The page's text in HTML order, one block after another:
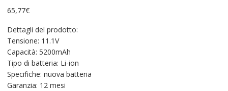
65,77€
Dettagli del prodotto:
Tensione: 11.1V
Capacità: 5200mAh
Tipo di batteria: Li-ion
Specifiche: nuova batteria
Garanzia: 12 mesi